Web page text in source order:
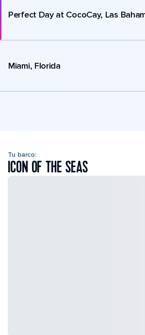
Perfect Day at CocoCay, Las
Miami, Florida
Tu barco:
ICON OF THE SEAS